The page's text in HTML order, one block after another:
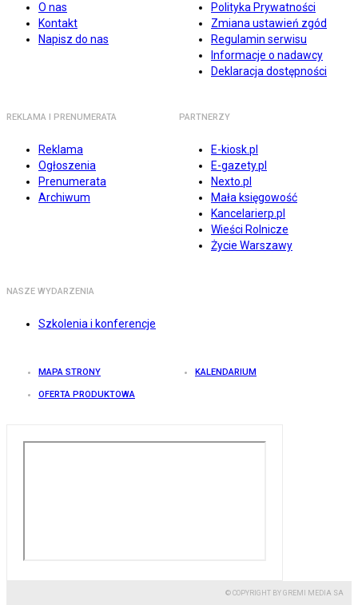
O nas
Kontakt
Napisz do nas
Polityka Prywatności
Zmiana ustawień zgód
Regulamin serwisu
Informacje o nadawcy
Deklaracja dostępności
REKLAMA I PRENUMERATA
Reklama
Ogłoszenia
Prenumerata
Archiwum
PARTNERZY
E-kiosk.pl
E-gazety.pl
Nexto.pl
Mała księgowość
Kancelarierp.pl
Wieści Rolnicze
Życie Warszawy
NASZE WYDARZENIA
Szkolenia i konferencje
MAPA STRONY KALENDARIUM
OFERTA PRODUKTOWA
© COPYRIGHT BY GREMI MEDIA SA